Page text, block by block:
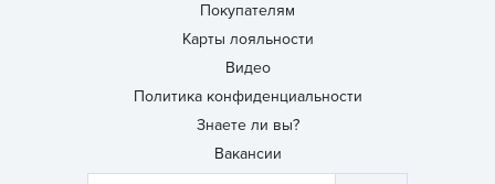
Покупателям
Карты лояльности
Видео
Политика конфиденциальности
Знаете ли вы?
Вакансии